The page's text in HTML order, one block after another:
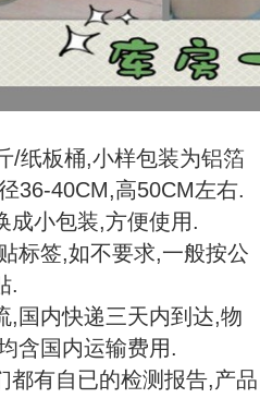
/纸板桶,小样包装为铝箔
36-40CM,高50CM左右.
成小包装,方便使用.
标签,如不要求,一般按公
.
,国内快递三天内到达,物
含国内运输费用.
都有自已的检测报告,产品